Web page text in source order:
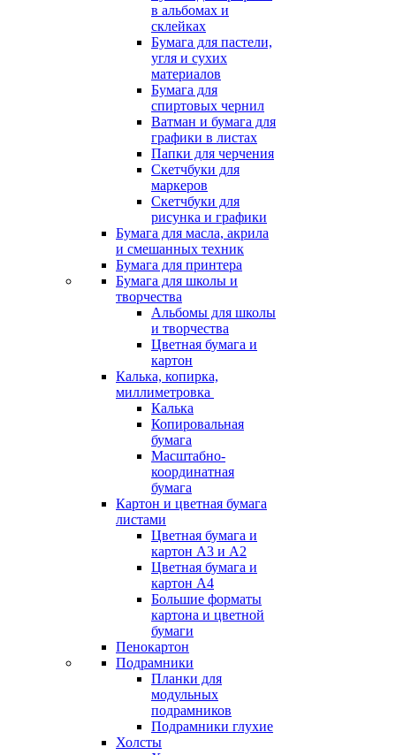
в альбомах и
склейках
Бумага для пастели,
угля и сухих
материалов
Бумага для
спиртовых чернил
Ватман и бумага для
графики в листах
Папки для черчения
Скетчбуки для
маркеров
Скетчбуки для
рисунка и графики
Бумага для масла, акрила
и смешанных техник
Бумага для принтера
Бумага для школы и
творчества
Альбомы для школы
и творчества
Цветная бумага и
картон
Калька, копирка,
миллиметровка
Калька
Копировальная
бумага
Масштабно-
координатная
бумага
Картон и цветная бумага
листами
Цветная бумага и
картон А3 и А2
Цветная бумага и
картон А4
Большие форматы
картона и цветной
бумаги
Пенокартон
Подрамники
Планки для
модульных
подрамников
Подрамники глухие
Холсты